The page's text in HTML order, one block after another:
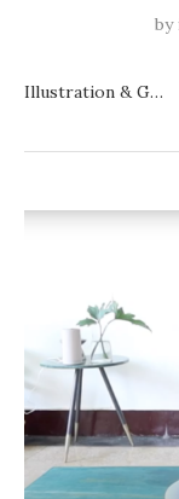
by
Illustration & G…